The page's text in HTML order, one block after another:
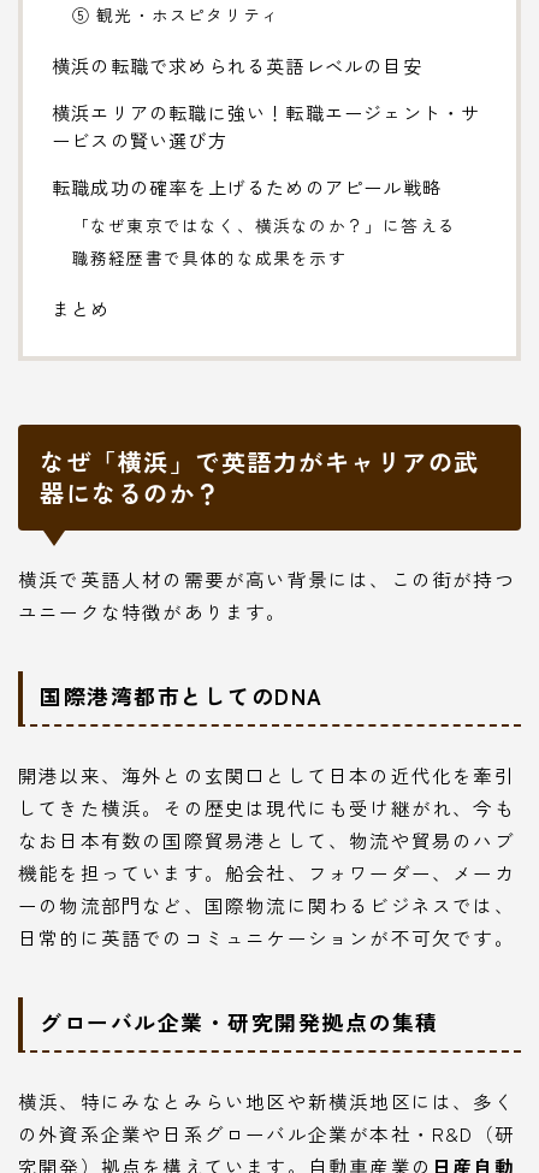
⑤ 観光・ホスピタリティ
横浜の転職で求められる英語レベルの目安
横浜エリアの転職に強い！転職エージェント・サ
ービスの賢い選び方
転職成功の確率を上げるためのアピール戦略
「なぜ東京ではなく、横浜なのか？」に答える
職務経歴書で具体的な成果を示す
まとめ
なぜ「横浜」で英語力がキャリアの武
器になるのか？
横浜で英語人材の需要が高い背景には、この街が持つ
ユニークな特徴があります。
国際港湾都市としてのDNA
開港以来、海外との玄関口として日本の近代化を牽引
してきた横浜。その歴史は現代にも受け継がれ、今も
なお日本有数の国際貿易港として、物流や貿易のハブ
機能を担っています。船会社、フォワーダー、メーカ
ーの物流部門など、国際物流に関わるビジネスでは、
日常的に英語でのコミュニケーションが不可欠です。
グローバル企業・研究開発拠点の集積
横浜、特にみなとみらい地区や新横浜地区には、多く
の外資系企業や日系グローバル企業が本社・R&D（研
究開発）拠点を構えています。自動車産業の 日産自動